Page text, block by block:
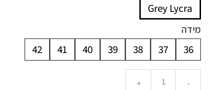
Grey Lycra
מידה
36
37
38
39
40
41
42
-
+